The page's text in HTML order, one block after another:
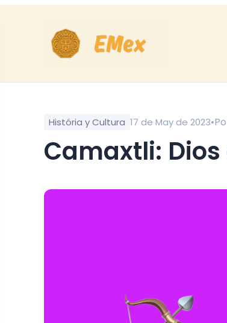
História y Cultura 17 de May de 2023•
Camaxtli: